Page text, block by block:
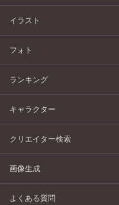
イラスト
フォト
ランキング
キャラクター
クリエイター検索
画像生成
よくある質問